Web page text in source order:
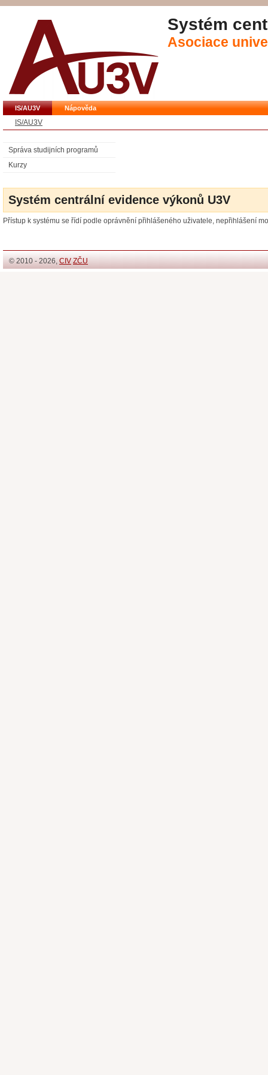
Systém
Asociace
IS/AU3V Nápověda
IS/AU3V
Správa studijních programů
Kurzy
Systém centrální evidence výkonů U3V
Přístup k systému se řídí podle oprávnění přihlášeného uživatele, nepřihlášení
© 2010 - 2026, CIV ZČU